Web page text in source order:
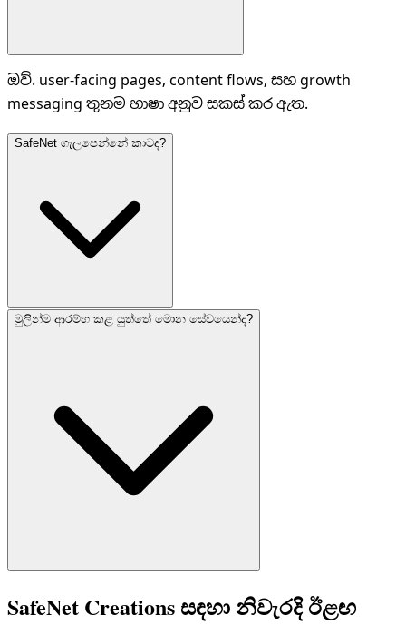
ඔව්. user-facing pages, content flows, සහ growth
messaging තුනම භාෂා අනුව සකස් කර ඇත.
SafeNet ගැලපෙන්නේ කාටද?
මුලින්ම ආරම්භ කළ යුත්තේ මොන සේවයෙන්ද?
Audit, website, funnel, social growth system, හෝ
SafeNet Creations සඳහා නිවැරදි ඊළඟ